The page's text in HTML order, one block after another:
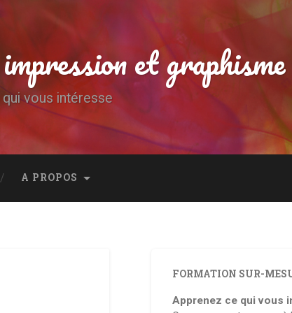
et graphisme
vous intéresse
A PROPOS
FORMATION SUR-
Apprenez ce qui vous